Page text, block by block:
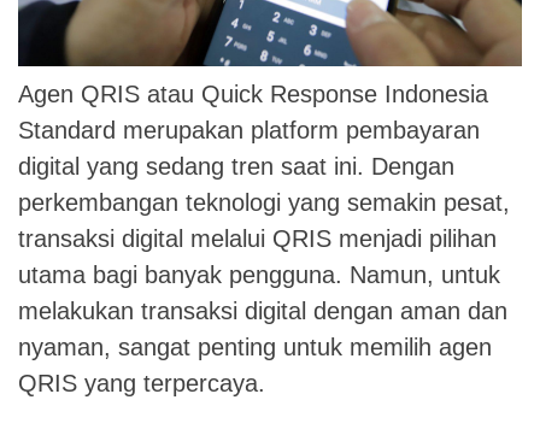
Agen QRIS atau Quick Response Indonesia
Standard merupakan platform pembayaran
digital yang sedang tren saat ini. Dengan
perkembangan teknologi yang semakin pesat,
transaksi digital melalui QRIS menjadi pilihan
utama bagi banyak pengguna. Namun, untuk
melakukan transaksi digital dengan aman dan
nyaman, sangat penting untuk memilih agen
QRIS yang terpercaya.